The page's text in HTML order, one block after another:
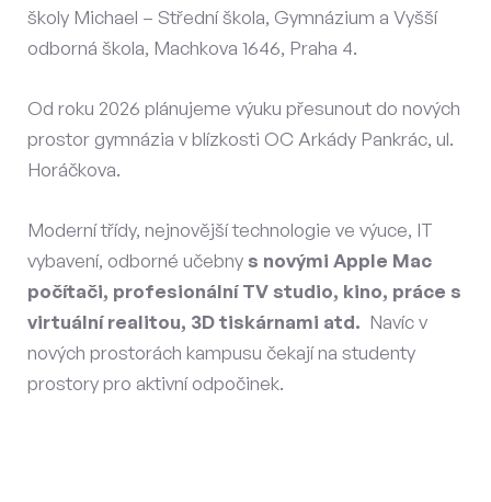
školy Michael – Střední škola, Gymnázium a Vyšší
odborná škola, Machkova 1646, Praha 4.
Od roku 2026 plánujeme výuku přesunout do nových
prostor gymnázia v blízkosti OC Arkády Pankrác, ul.
Horáčkova.
Moderní třídy, nejnovější technologie ve výuce, IT
vybavení, odborné učebny s novými Apple Mac
počítači, profesionální TV studio, kino, práce s
virtuální realitou, 3D tiskárnami atd. Navíc v
nových prostorách kampusu čekají na studenty
prostory pro aktivní odpočinek.